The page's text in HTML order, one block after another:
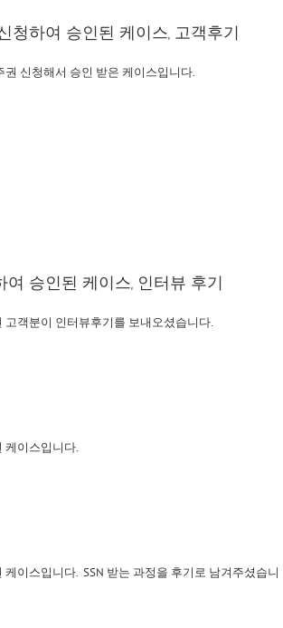
청하여 승인된 케이스, 고객후기
신청해서 승인 받은 케이스입니다.
승인된 케이스, 인터뷰 후기
객분이 인터뷰후기를 보내오셨습니다.
케이스입니다.
이스입니다. SSN 받는 과정을 후기로 남겨주셨습니